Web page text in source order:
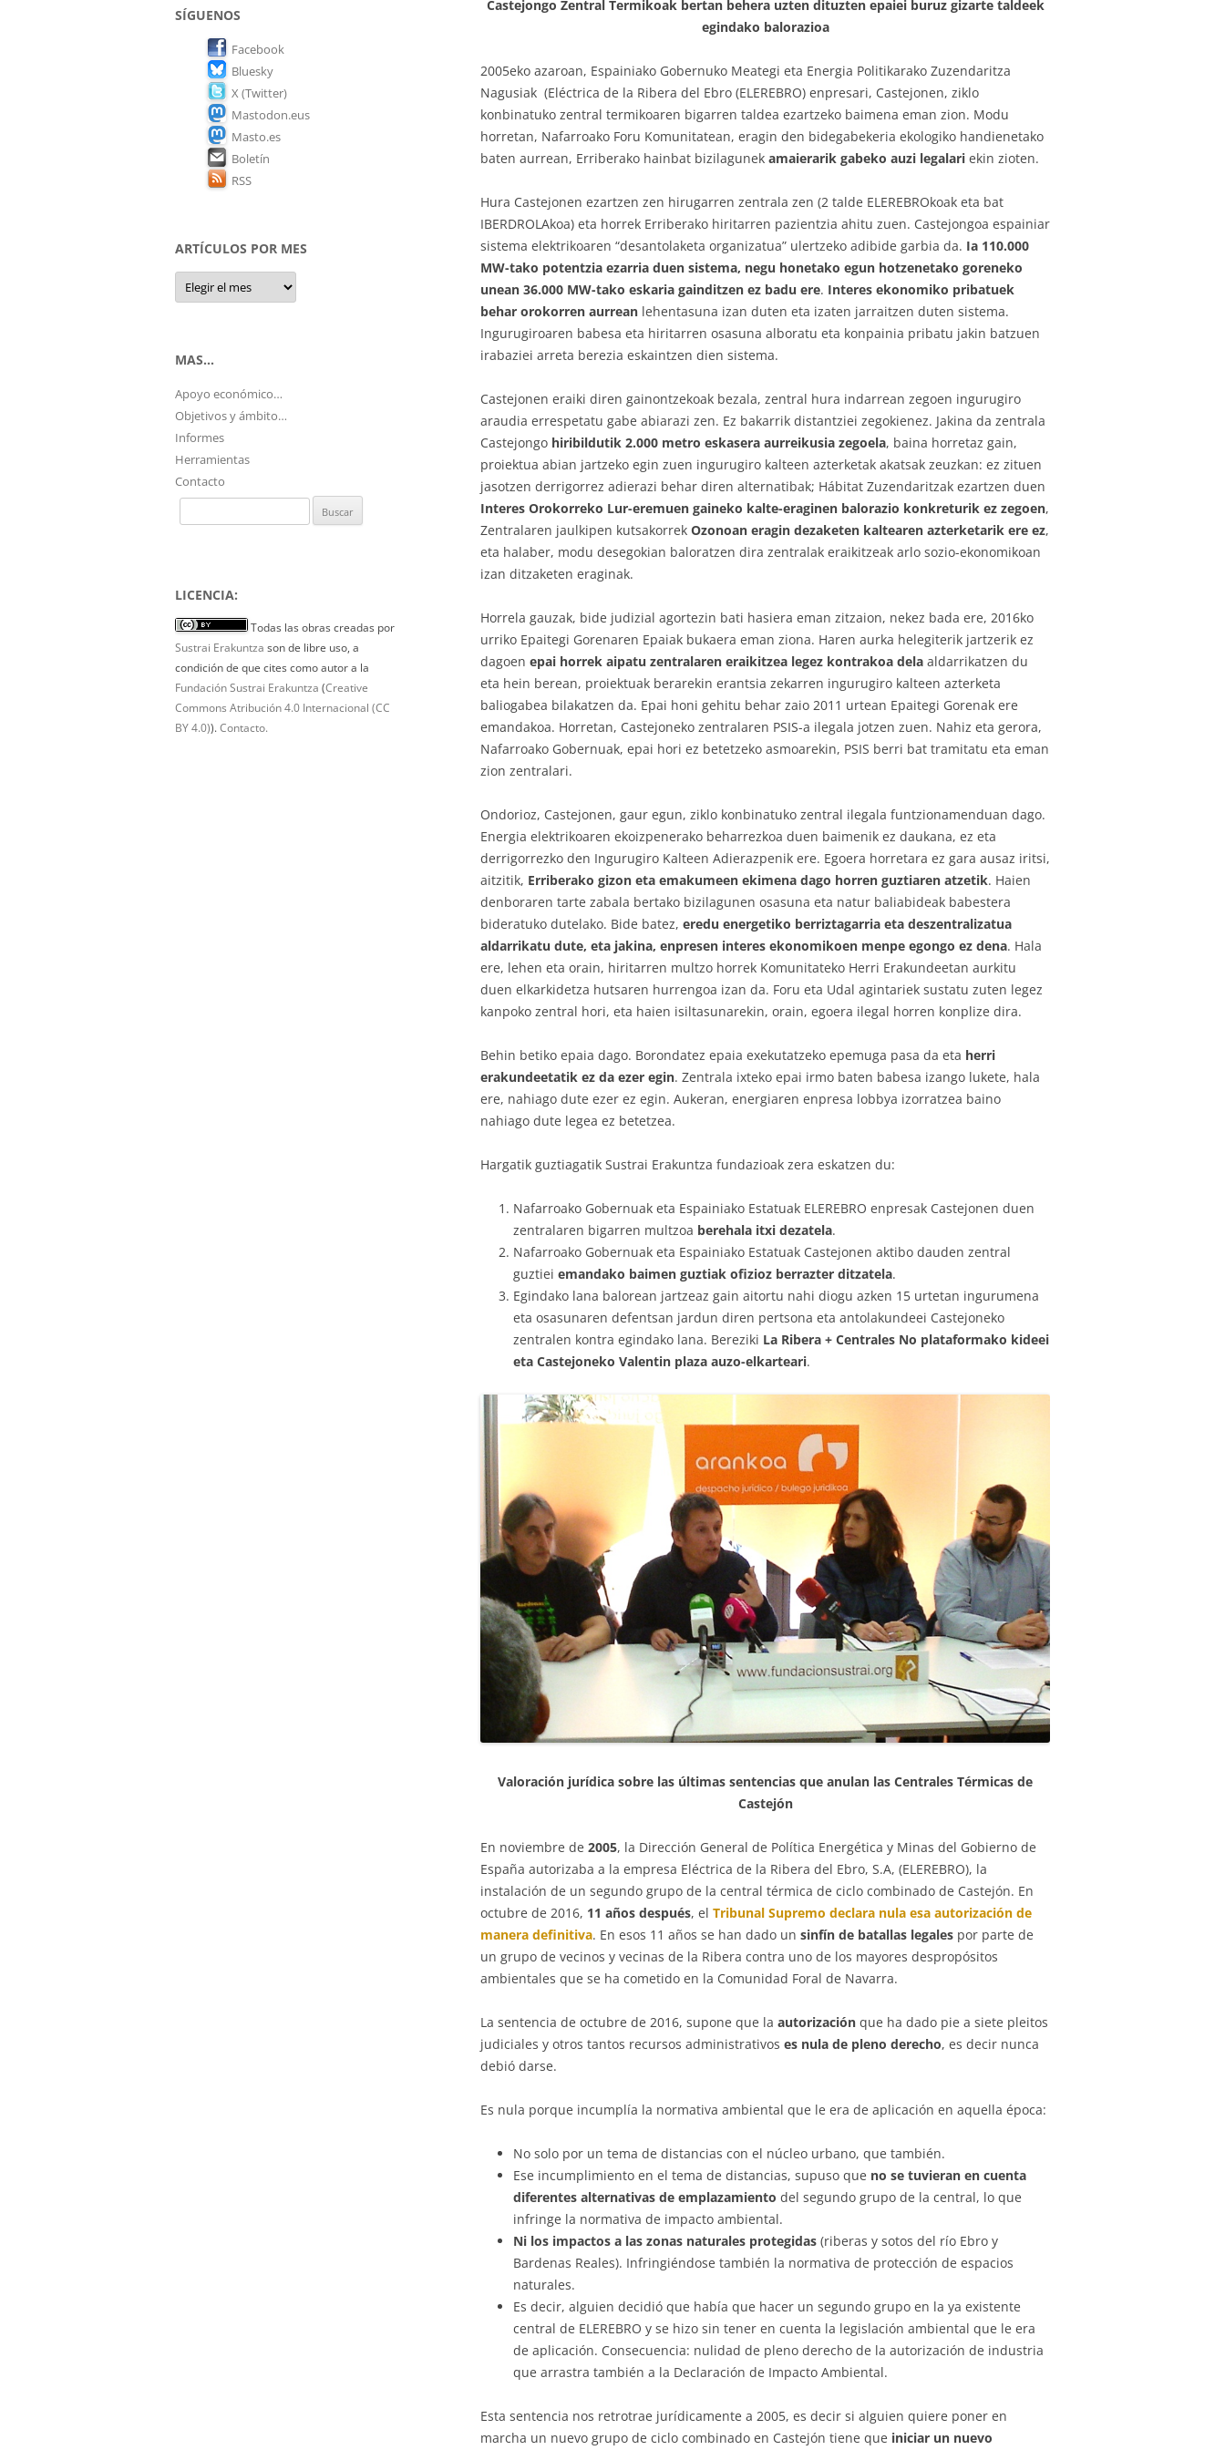
Castejongo Zentral Termikoak bertan behera uzten dituzten epaiei buruz gizarte taldeek
egindako balorazioa
2005eko azaroan, Espainiako Gobernuko Meategi eta Energia Politikarako Zuzendaritza
Nagusiak (Eléctrica de la Ribera del Ebro (ELEREBRO) enpresari, Castejonen, ziklo
konbinatuko zentral termikoaren bigarren taldea ezartzeko baimena eman zion. Modu
horretan, Nafarroako Foru Komunitatean, eragin den bidegabekeria ekologiko handienetako
baten aurrean, Erriberako hainbat bizilagunekamaierarik gabeko auzi legalariekin zioten.
Hura Castejonen ezartzen zen hirugarren zentrala zen (2 talde ELEREBROkoak eta bat
IBERDROLAkoa) eta horrek Erriberako hiritarren pazientzia ahitu zuen. Castejongoa espainiar
sistema elektrikoaren “desantolaketa organizatua” ulertzeko adibide garbia da. Ia 110.000
MW-tako potentzia ezarria duen sistema, negu honetako egun hotzenetako goreneko
unean 36.000 MW-tako eskaria gainditzen ez badu ere. Interes ekonomiko pribatuek
behar orokorren aurrean lehentasuna izan duten eta izaten jarraitzen duten sistema.
Ingurugiroaren babesa eta hiritarren osasuna alboratu eta konpainia pribatu jakin batzuen
irabaziei arreta berezia eskaintzen dien sistema.
Castejonen eraiki diren gainontzekoak bezala, zentral hura indarrean zegoen ingurugiro
araudia errespetatu gabe abiarazi zen. Ez bakarrik distantziei zegokienez. Jakina da zentrala
Castejongo hiribildutik 2.000 metro eskasera aurreikusia zegoela, baina horretaz gain,
proiektua abian jartzeko egin zuen ingurugiro kalteen azterketak akatsak zeuzkan: ez zituen
jasotzen derrigorrez adierazi behar diren alternatibak; Hábitat Zuzendaritzak ezartzen duen
Interes Orokorreko Lur-eremuen gaineko kalte-eraginen balorazio konkreturik ez zegoen,
Zentralaren jaulkipen kutsakorrekOzonoan eragin dezaketen kaltearen azterketarik ere ez,
eta halaber, modu desegokian baloratzen dira zentralak eraikitzeak arlo sozio-ekonomikoan
izan ditzaketen eraginak.
Horrela gauzak, bide judizial agortezin bati hasiera eman zitzaion, nekez bada ere, 2016ko
urriko Epaitegi Gorenaren Epaiak bukaera eman ziona. Haren aurka helegiterik jartzerik ez
dagoenepai horrek aipatu zentralaren eraikitzea legez kontrakoa dela aldarrikatzen du
eta hein berean, proiektuak berarekin erantsia zekarren ingurugiro kalteen azterketa
baliogabea bilakatzen da. Epai honi gehitu behar zaio 2011 urtean Epaitegi Gorenak ere
emandakoa. Horretan, Castejoneko zentralaren PSIS-a ilegala jotzen zuen. Nahiz eta gerora,
Nafarroako Gobernuak, epai hori ez betetzeko asmoarekin, PSIS berri bat tramitatu eta eman
zion zentralari.
Ondorioz, Castejonen, gaur egun, ziklo konbinatuko zentral ilegala funtzionamenduan dago.
Energia elektrikoaren ekoizpenerako beharrezkoa duen baimenik ez daukana, ez eta
derrigorrezko den Ingurugiro Kalteen Adierazpenik ere. Egoera horretara ez gara ausaz iritsi,
aitzitik, Erriberako gizon eta emakumeen ekimena dago horren guztiaren atzetik. Haien
denboraren tarte zabala bertako bizilagunen osasuna eta natur baliabideak babestera
bideratuko dutelako. Bide batez,eredu energetiko berriztagarria eta deszentralizatua
aldarrikatu dute, eta jakina, enpresen interes ekonomikoen menpe egongo ez dena. Hala
ere, lehen eta orain, hiritarren multzo horrek Komunitateko Herri Erakundeetan aurkitu
duen elkarkidetza hutsaren hurrengoa izan da. Foru eta Udal agintariek sustatu zuten legez
kanpoko zentral hori, eta haien isiltasunarekin, orain, egoera ilegal horren konplize dira.
Behin betiko epaia dago. Borondatez epaia exekutatzeko epemuga pasa da eta herri
erakundeetatik ez da ezer egin. Zentrala ixteko epai irmo baten babesa izango lukete, hala
ere, nahiago dute ezer ez egin. Aukeran, energiaren enpresa lobbya izorratzea baino
nahiago dute legea ez betetzea.
Hargatik guztiagatik Sustrai Erakuntza fundazioak zera eskatzen du:
Nafarroako Gobernuak eta Espainiako Estatuak ELEREBRO enpresak Castejonen duen
zentralaren bigarren multzoa berehala itxi dezatela.
Nafarroako Gobernuak eta Espainiako Estatuak Castejonen aktibo dauden zentral
guztieiemandako baimen guztiak ofizioz berrazter ditzatela.
Egindako lana balorean jartzeaz gain aitortu nahi diogu azken 15 urtetan ingurumena
eta osasunaren defentsan jardun diren pertsona eta antolakundeei Castejoneko
zentralen kontra egindako lana. Bereziki La Ribera + Centrales No plataformako kideei
eta Castejoneko Valentin plaza auzo-elkarteari.
Valoración jurídica sobre las últimas sentencias que anulan las Centrales Térmicas de
Castejón
En noviembre de2005, la Dirección General de Política Energética y Minas del Gobierno de
España autorizaba a la empresa Eléctrica de la Ribera del Ebro, S.A, (ELEREBRO), la
instalación de un segundo grupo de la central térmica de ciclo combinado de Castejón. En
octubre de 2016, 11 años después, elTribunal Supremo declara nula esa autorización de
manera definitiva. En esos 11 años se han dado unsinfín de batallas legales por parte de
un grupo de vecinos y vecinas de la Ribera contra uno de los mayores despropósitos
ambientales que se ha cometido en la Comunidad Foral de Navarra.
La sentencia de octubre de 2016, supone que laautorización que ha dado pie a siete pleitos
judiciales y otros tantos recursos administrativos es nula de pleno derecho, es decir nunca
debió darse.
Es nula porque incumplía la normativa ambiental que le era de aplicación en aquella época:
No solo por un tema de distancias con el núcleo urbano, que también.
Ese incumplimiento en el tema de distancias, supuso que no se tuvieran en cuenta
diferentes alternativas de emplazamiento del segundo grupo de la central, lo que
infringe la normativa de impacto ambiental.
Ni los impactos a las zonas naturales protegidas (riberas y sotos del río Ebro y
Bardenas Reales). Infringiéndose también la normativa de protección de espacios
naturales.
Es decir, alguien decidió que había que hacer un segundo grupo en la ya existente
central de ELEREBRO y se hizo sin tener en cuenta la legislación ambiental que le era
de aplicación. Consecuencia: nulidad de pleno derecho de la autorización de industria
que arrastra también a la Declaración de Impacto Ambiental.
Esta sentencia nos retrotrae jurídicamente a 2005, es decir si alguien quiere poner en
marcha un nuevo grupo de ciclo combinado en Castejón tiene que iniciar un nuevo
SÍGUENOS
Facebook
Bluesky
X (Twitter)
Mastodon.eus
Masto.es
Boletín
RSS
ARTÍCULOS POR MES
Artículos
por
mes
MAS…
Apoyo económico…
Objetivos y ámbito…
Informes
Herramientas
Contacto
Buscar:
LICENCIA:
Todas las obras creadas por
Sustrai Erakuntza son de libre uso, a
condición de que cites como autor a la
Fundación Sustrai Erakuntza (Creative
Commons Atribución 4.0 Internacional (CC
BY 4.0)).Contacto.